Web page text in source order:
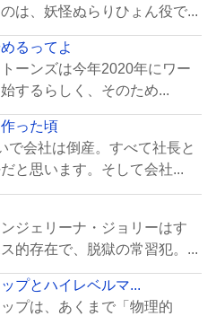
は、妖怪ぬらりひょん役で...
るってよ
ーンズは今年2020年にワー
するらしく、そのため...
った頃
で会社は倒産。すべて社長と
と思います。そして会社...
ジェリーナ・ジョリーはす
的存在で、脱獄の常習犯。...
プとハイレベルマ...
プは、あくまで「物理的